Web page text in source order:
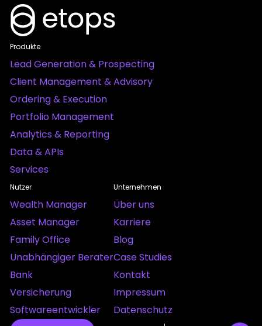
Produkte
Lead Generation & Prospecting
Client Management & Advisory
Ordering & Execution
Portfolio Management
Analytics & Reporting
Data & APIs
Services
Nutzer
Wealth Manager
Asset Manager
Family Office
Unabhängiger Berater
Bank
Versicherung
Softwareentwickler
Unternehmen
Über uns
Karriere
Blog
Case Studies
Kontakt
Impressum
Datenschutz